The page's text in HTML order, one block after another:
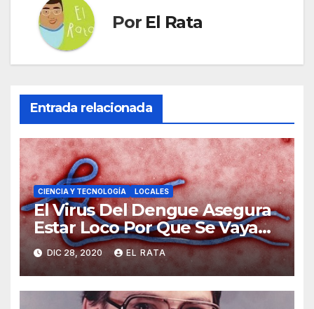
Por El Rata
Entrada relacionada
CIENCIA Y TECNOLOGÍA LOCALES
El Virus Del Dengue Asegura
Estar Loco Por Que Se Vaya
Su Primo Vividor, El COVID-19
DIC 28, 2020 EL RATA